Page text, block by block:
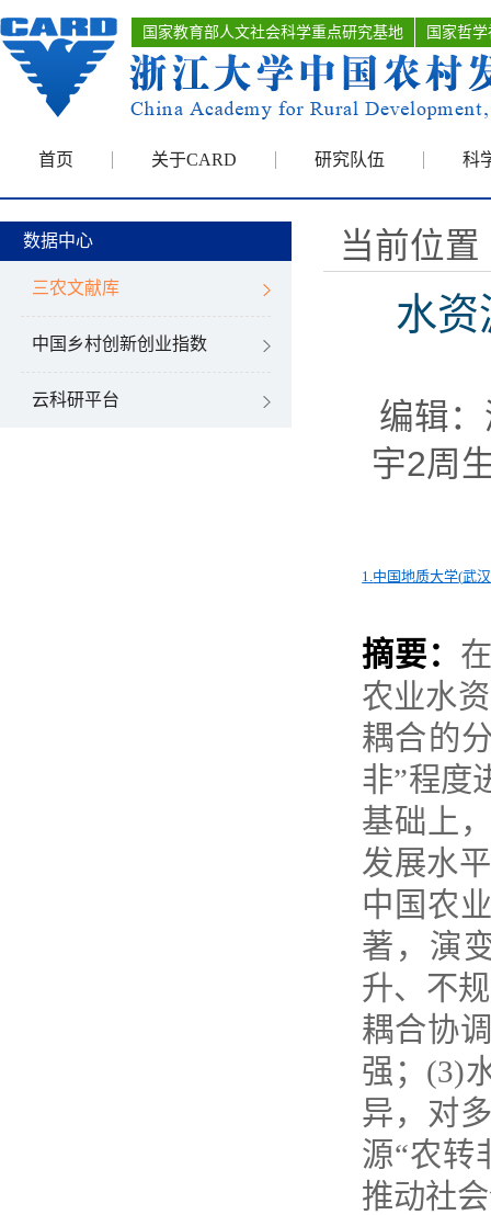
国家教育部人文社会科学重点研究基地 国家哲
首页 关于CARD 研究队伍 科
数据中心
三农文献库
中国乡村创新创业指数
云科研平台
当前位置
水资
编辑
宇2周
1.中国地质大学(武汉
摘要：
农业水
耦合的
非”程度
基础上
发展水
中国农
著，演
升、不
耦合协
强； (3)
异，对
源“农转
推动社